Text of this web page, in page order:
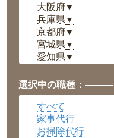
大阪府▼
兵庫県 ▼
京都府▼
宮城県 ▼
愛知県 ▼
岡山県▼
広島県▼
沖縄県
選択中の職種：———
すべて
家事代行
お掃除代行